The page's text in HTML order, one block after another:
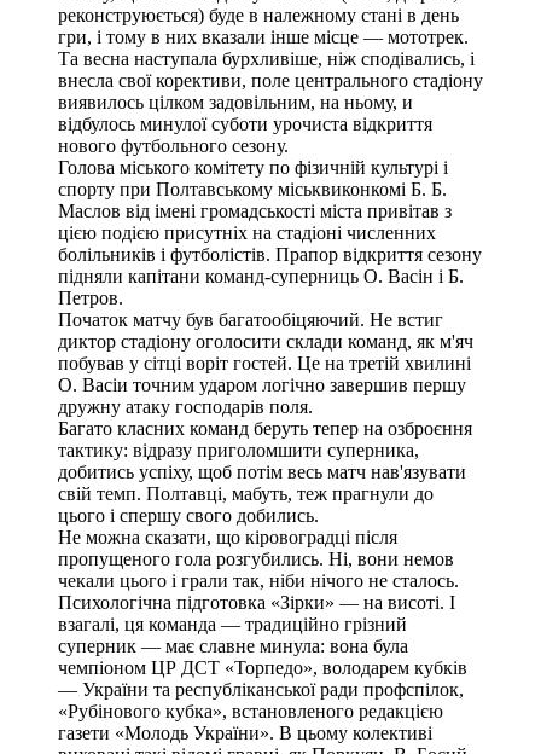
реконструюється) буде в належному стані в день
гри, і тому в них вказали інше місце — мототрек.
Та весна наступала бурхливіше, ніж сподівались, і
внесла свої корективи, поле центрального стадіону
виявилось цілком задовільним, на ньому, и
відбулось минулої суботи урочиста відкриття
нового футбольного сезону.
Голова міського комітету по фізичній культурі і
спорту при Полтавському міськвиконкомі Б. Б.
Маслов від імені громадськості міста привітав з
цією подією присутніх на стадіоні численних
болільників і футболістів. Прапор відкриття сезону
підняли капітани команд-суперниць О. Васін і Б.
Петров.
Початок матчу був багатообіцяючий. Не встиг
диктор стадіону оголосити склади команд, як м'яч
побував у сітці воріт гостей. Це на третій хвилині
О. Васіи точним ударом логічно завершив першу
дружну атаку господарів поля.
Багато класних команд беруть тепер на озброєння
тактику: відразу приголомшити суперника,
добитись успіху, щоб потім весь матч нав'язувати
свій темп. Полтавці, мабуть, теж прагнули до
цього і спершу свого добились.
Не можна сказати, що кіровоградці після
пропущеного гола розгубились. Ні, вони немов
чекали цього і грали так, ніби нічого не сталось.
Психологічна підготовка «Зірки» — на висоті. І
взагалі, ця команда — традиційно грізний
суперник — має славне минула: вона була
чемпіоном ЦР ДСТ «Торпедо», володарем кубків
— України та республіканської ради профспілок,
«Рубінового кубка», встановленого редакцією
газети «Молодь України». В цьому колективі